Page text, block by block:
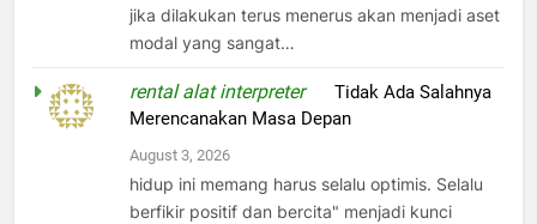
jika dilakukan terus menerus akan menjadi aset
modal yang sangat…
rental alat interpreteronTidak Ada Salahnya
Merencanakan Masa Depan
August 3, 2026
hidup ini memang harus selalu optimis. Selalu
berfikir positif dan bercita" menjadi kunci